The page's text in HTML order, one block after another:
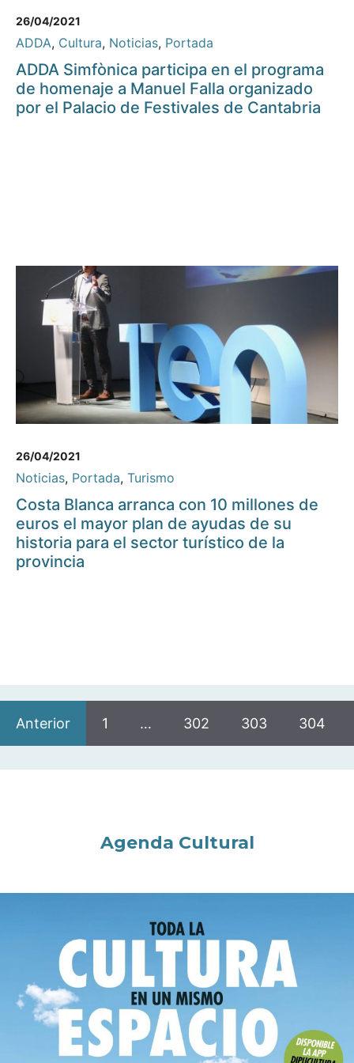
26/04/2021
ADDA, Cultura, Noticias, Portada
ADDA Simfònica participa en el programa
de homenaje a Manuel Falla organizado
por el Palacio de Festivales de Cantabria
26/04/2021
Noticias, Portada, Turismo
Costa Blanca arranca con 10 millones de
euros el mayor plan de ayudas de su
historia para el sector turístico de la
provincia
Anterior 1 … 302 303 304
Agenda Cultural